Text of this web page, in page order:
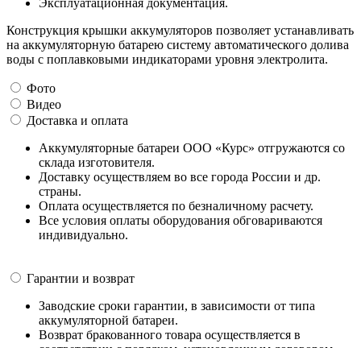
Конструкция крышки аккумуляторов позволяет устанавливать
на аккумуляторную батарею систему автоматического долива
воды с поплавковыми индикаторами уровня электролита.
Фото
Видео
Доставка и оплата
Аккумуляторные батареи ООО «Курс» отгружаются со
склада изготовителя.
Доставку осуществляем во все города России и др.
страны.
Оплата осуществляется по безналичному расчету.
Все условия оплаты оборудования обговариваются
индивидуально.
Гарантии и возврат
Заводские сроки гарантии, в зависимости от типа
аккумуляторной батареи.
Возврат бракованного товара осуществляется в